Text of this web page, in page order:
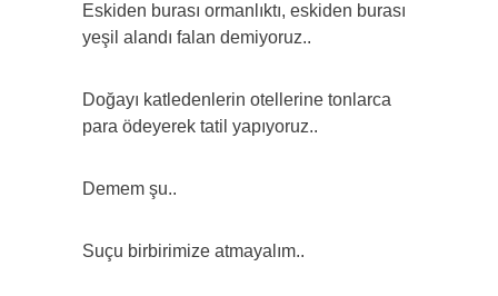
Eskiden burası ormanlıktı, eskiden burası
yeşil alandı falan demiyoruz..
Doğayı katledenlerin otellerine tonlarca
para ödeyerek tatil yapıyoruz..
Demem şu..
Suçu birbirimize atmayalım..